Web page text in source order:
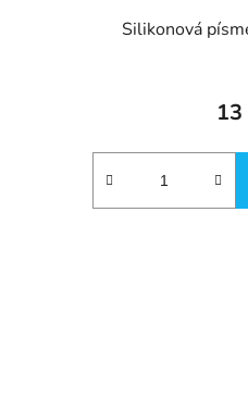
Silikonová
13